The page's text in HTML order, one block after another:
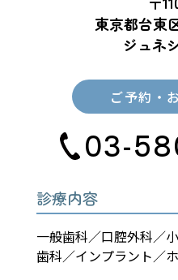
東京都台東
ジュネ
ご予約・
03-
診療内容
一般歯科／口腔外科／
歯科／インプラント／